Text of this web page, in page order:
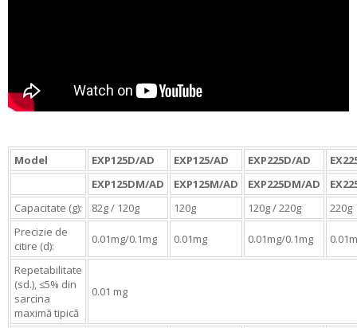
Model EXP125D/AD EXP125/AD EXP225D/AD
EXP125DM/AD
EXP125M/AD EXP225DM/AD
Capacitate (g):
82g / 120g 120g 120g / 220g
220g
Precizie de
citire (d):
0.01mg/0.1mg 0.01mg 0.01mg/0.1mg
Repetabilitate
(sd.), ≤5% din
sarcina
maximă tipică
0.01 mg